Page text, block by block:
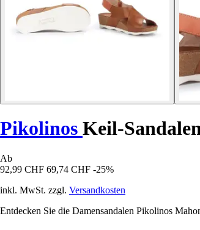
Pikolinos Keil-
Ab
92,99 CHF 69,74 CHF -25%
inkl. MwSt. zzgl. Versandkosten
Entdecken Sie die Damensandalen Pikolinos